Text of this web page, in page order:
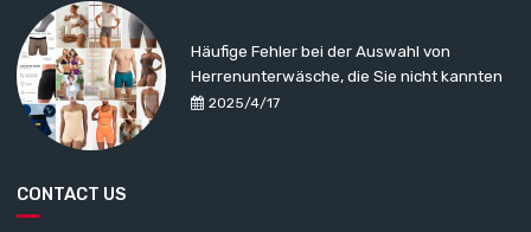
2025/4/17
Häufige Fehler bei der Auswahl von
Herrenunterwäsche, die Sie nicht kannten
CONTACT US